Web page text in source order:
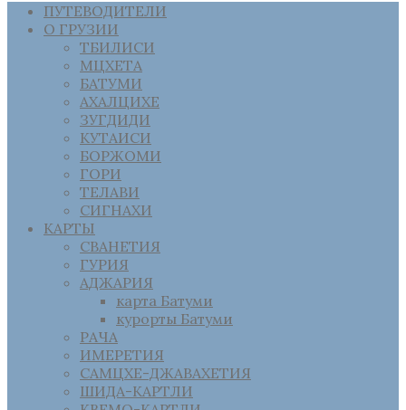
ПУТЕВОДИТЕЛИ
О ГРУЗИИ
ТБИЛИСИ
МЦХЕТА
БАТУМИ
АХАЛЦИХЕ
ЗУГДИДИ
КУТАИСИ
БОРЖОМИ
ГОРИ
ТЕЛАВИ
СИГНАХИ
КАРТЫ
СВАНЕТИЯ
ГУРИЯ
АДЖАРИЯ
карта Батуми
курорты Батуми
РАЧА
ИМЕРЕТИЯ
САМЦХЕ-ДЖАВАХЕТИЯ
ШИДА-КАРТЛИ